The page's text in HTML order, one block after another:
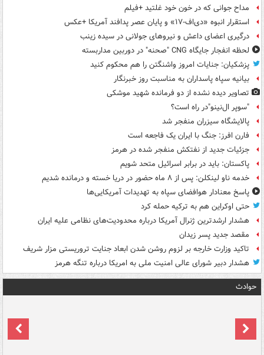
مداح جوانی که در خون خود غلتید +فیلم
استقرار انبوه «دی‌اف‑۱۷» و پایان عصر پدافند آمریکا +عکس
درگیری اعضای داعش و نیروهای جولانی در سیده زینب
لحظه انفجار جایگاه CNG "صحنه" در دوربین مداربسته
پزشکیان: جنایات امروز واشنگتن را هم محکوم کنید
بیانیه سپاه پاسداران به مناسبت روز خبرنگار
تصاویر دیده‌ نشده از دو فرمانده شهید موشکی
"سوپر ال‌نینو"در راه است؟
پالایشگاه سیزران منفجر شد
فارن افرز: جنگ با ایران یک فاجعه است
جزئیات جدید از نفتکش منفجر شده در هرمز
پاکستان: باید در برابر اسرائیل متحد شویم
خدمه ناو لینکلن: پس از ۸ ماه حضور در دریا خسته و درمانده‌ شدیم
پاسخ معنادار هوافضای سپاه به تهدیدات آمریکایی‌ها
حتی اوکراین هم به ترکیه حمله کرد
هشدار ارشدترین ژنرال آمریکا درباره محدودیت‌های نظامی علیه ایران
مقصد جدید پسر زیدان
تاکید وزارت خارجه بر لزوم روشن شدن ابعاد جنایت تروریستی مزار شریف
هشدار دبیر شورای عالی امنیت ملی به امریکا درباره تنگه هرمز
حوادث